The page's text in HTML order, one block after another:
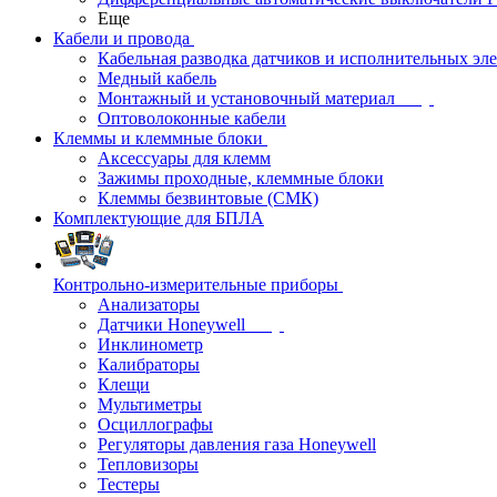
Еще
Кабели и провода
Кабельная разводка датчиков и исполнительных
Медный кабель
Монтажный и установочный материал
Оптоволоконные кабели
Клеммы и клеммные блоки
Аксессуары для клемм
Зажимы проходные, клеммные блоки
Клеммы безвинтовые (СМК)
Комплектующие для БПЛА
Контрольно-измерительные приборы
Анализаторы
Датчики Honeywell
Инклинометр
Калибраторы
Клещи
Мультиметры
Осциллографы
Регуляторы давления газа Honeywell
Тепловизоры
Тестеры